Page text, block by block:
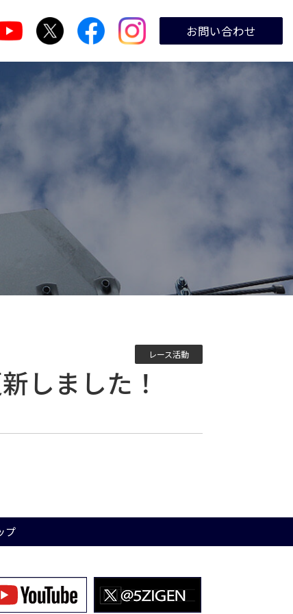
お問い合わせ
レース活動
しました！
プ